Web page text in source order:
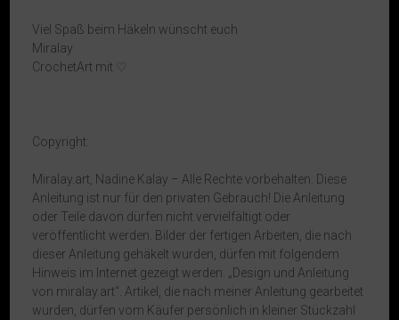
Viel Spaß beim Häkeln wünscht euch
Miralay
CrochetArt mit ♡
Copyright:
Miralay.art, Nadine Kalay – Alle Rechte vorbehalten. Diese
Anleitung ist nur für den privaten Gebrauch! Die Anleitung
oder Teile davon dürfen nicht vervielfältigt oder
veröffentlicht werden. Bilder der fertigen Arbeiten, die nach
dieser Anleitung gehäkelt wurden, dürfen mit folgendem
Hinweis im Internet gezeigt werden: „Design und Anleitung
von miralay.art“. Artikel, die nach meiner Anleitung gearbeitet
wurden, dürfen vom Käufer persönlich in kleiner Stückzahl